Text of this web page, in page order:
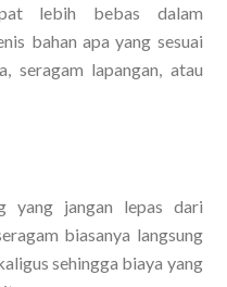
lebih bebas dalam
bahan apa yang sesuai
seragam lapangan, atau
yang jangan lepas dari
biasanya langsung
sehingga biaya yang